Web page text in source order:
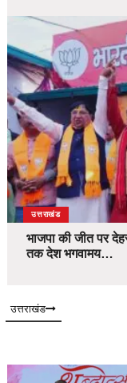
उत्तराखंड
भाजपा की जीत पर
तक देश भगवामय…
उत्तराखंड